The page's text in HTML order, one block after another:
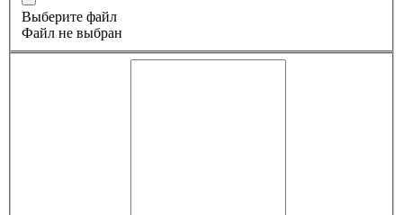
Выберите файл
Файл не выбран